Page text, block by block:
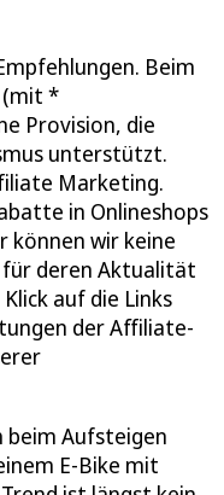
Beim
(mit *
Provision, die
unterstützt.
Marketing.
in Onlineshops
können wir keine
deren Aktualität
auf die Links
der Affiliate-
beim Aufsteigen
E-Bike mit